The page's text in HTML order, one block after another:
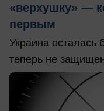
«верхушку» —
первым
Украина осталась
теперь не